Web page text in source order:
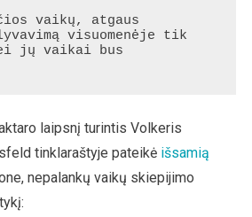
vaikų, atgaus
visuomenėje tik
jų vaikai bus
laipsnį turintis Volkeris
tinklaraštyje pateikė išsamią
nepalankų vaikų skiepijimo